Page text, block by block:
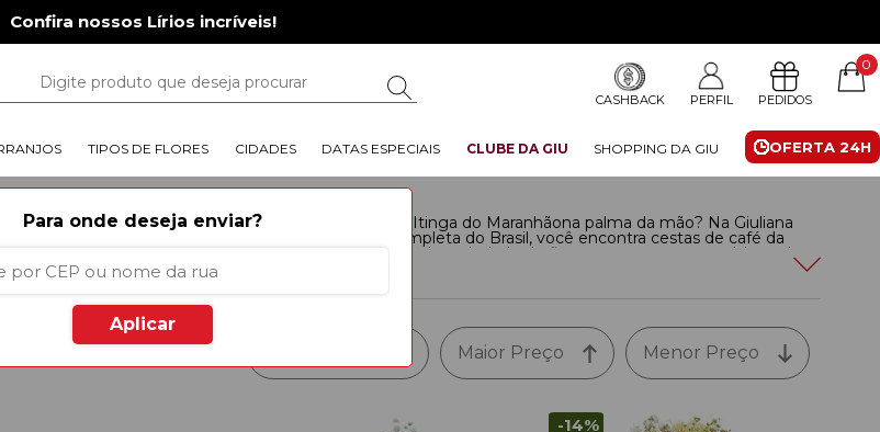
Confira nossos Lírios incríveis!
CASHBACK PERFIL PEDIDOS
0
OFERTA 24H
TIPOS DE FLORES CIDADES DATAS ESPECIAIS CLUBE DA GIU SHOPPING DA GIU
Para onde deseja enviar?
Aplicar
Que tal ter a melhor floricultura de Itinga do Maranhãona palma da mão? Na Giuliana
Flores, a floricultura online mais completa do Brasil, você encontra cestas de café da
manhã, arranjos, buquês e uma grande variedade de flores com entrega em Itinga do
Maranhãosem precisar sair de casa. Incrível, não é mesmo?
Menor Preço
Maior Preço
-14%